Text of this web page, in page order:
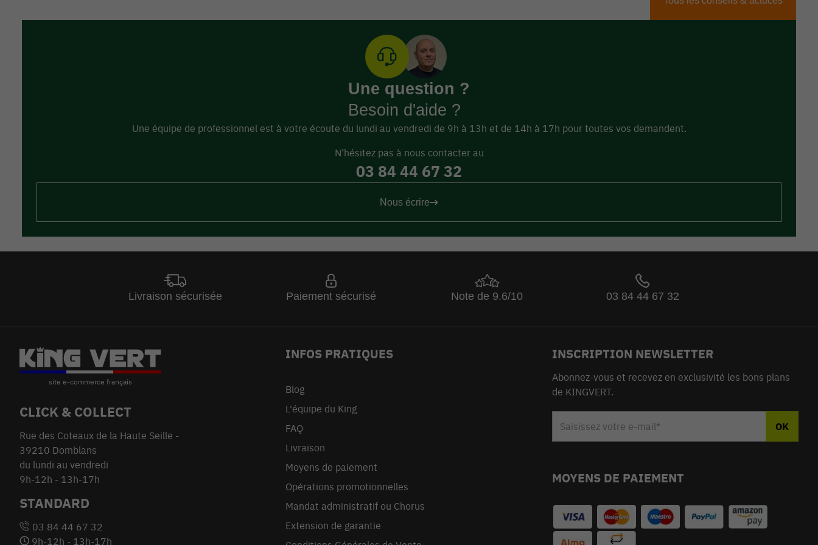
Une question ?
Besoin d'aide ?
Une équipe de professionnel est à votre écoute du lundi au vendredi de 9h à 13h et de 14h à 17h pour toutes vos demandent.
N’hésitez pas à nous contacter au
03 84 44 67 32
Nous écrire
Livraison sécurisée Paiement sécurisé Note de 9.6/10 03 84 44 67 32
CLICK & COLLECT
Rue des Coteaux de la Haute Seille -
39210 Domblans
du lundi au vendredi
9h-12h - 13h-17h
STANDARD
03 84 44 67 32
9h-12h - 13h-17h
INFOS PRATIQUES
Blog
L'équipe du King
FAQ
Livraison
Moyens de paiement
Opérations promotionnelles
Mandat administratif ou Chorus
Extension de garantie
INSCRIPTION NEWSLETTER
Abonnez-vous et recevez en exclusivité les bons plans
de KINGVERT.
MOYENS DE PAIEMENT